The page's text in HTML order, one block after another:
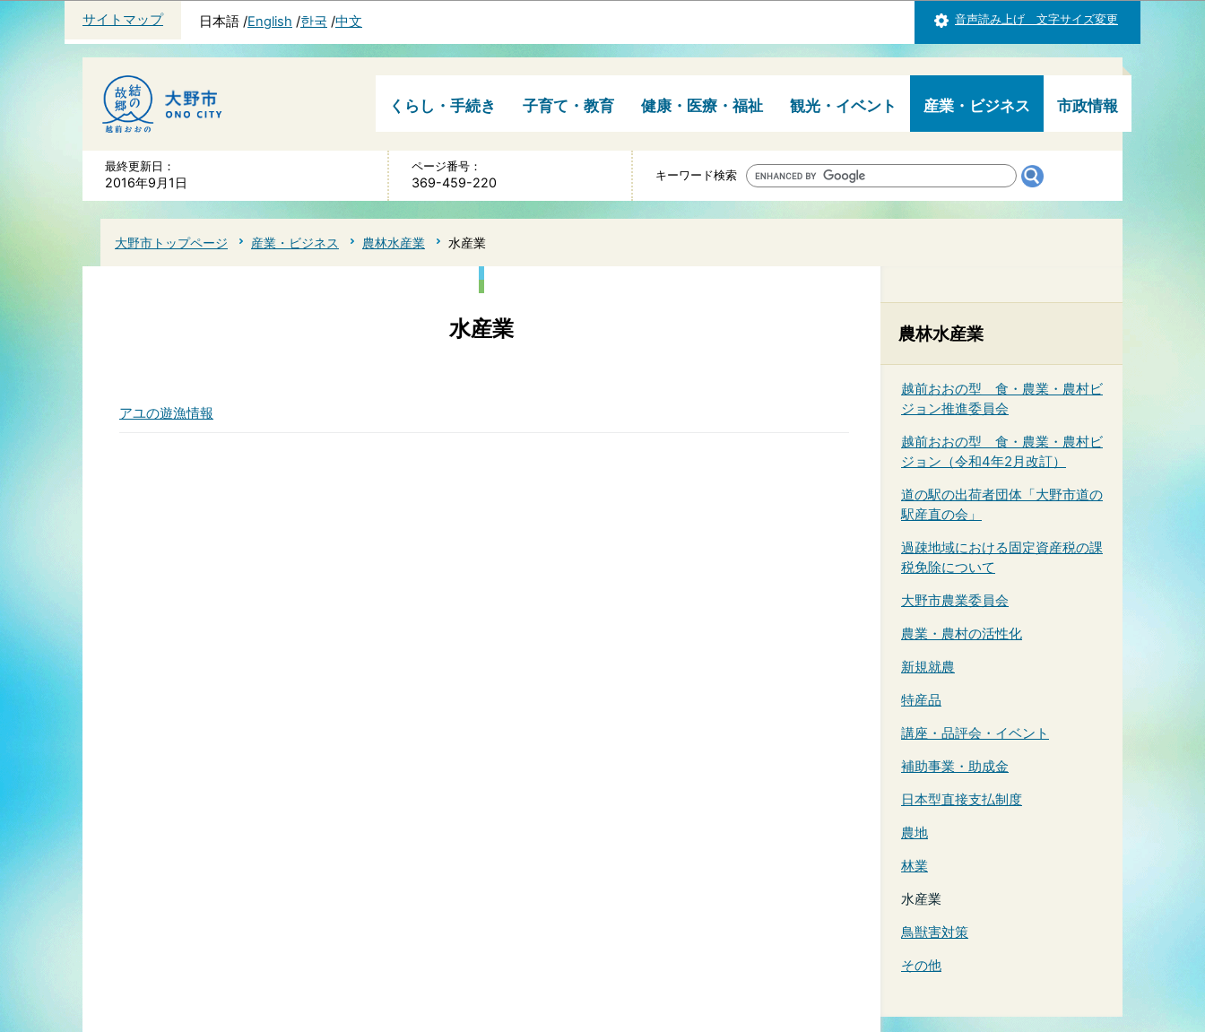
サイトマップ 日本語 English 한국 中文 音声読み上げ 文字サイズ変更
くらし・手続き 子育て・教育 健康・医療・福祉 観光・イベント 産業・ビジネス 市政情報
最終更新日：
2016年9月1日
ページ番号：
369-459-220 キーワード検索
大野市トップページ 産業・ビジネス 農林水産業 水産業
水産業
アユの遊漁情報
農林水産業
越前おおの型 食・農業・農村ビ
ジョン推進委員会
越前おおの型 食・農業・農村ビ
ジョン（令和4年2月改訂）
道の駅の出荷者団体「大野市道の
駅産直の会」
過疎地域における固定資産税の課
税免除について
大野市農業委員会
農業・農村の活性化
新規就農
特産品
講座・品評会・イベント
補助事業・助成金
日本型直接支払制度
農地
林業
水産業
鳥獣害対策
その他